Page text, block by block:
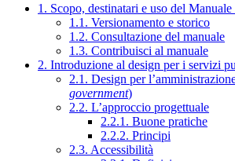
1. Scopo, destinatari e uso del
1.1. Versionamento e storico
1.2. Consultazione del manuale
1.3. Contribuisci al manuale
2. Introduzione al design per i servizi
2.1. Design per
government)
2.2. L’approccio progettuale
2.2.1. Buone pratiche
2.2.2. Principi
2.3. Accessibilità